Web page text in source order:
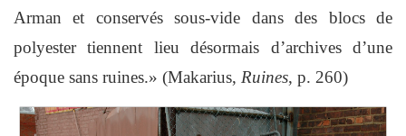
Arman et conservés sous-vide dans des blocs de
polyester tiennent lieu désormais d’archives d’une
époque sans ruines.» (Makarius, Ruines, p. 260)